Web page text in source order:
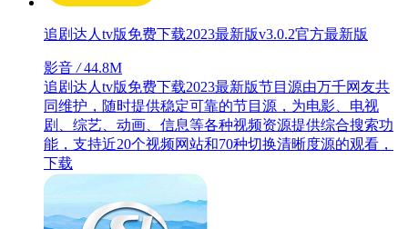
追剧达人tv版免费下载2023最新版v3.0.2官方最新版
影音 /44.8M
追剧达人tv版免费下载2023最新版节目源由万千网友共
同维护，随时提供稳定可靠的节目源，为电影、电视
剧、综艺、动画、信息等各种视频资源提供综合搜索功
能，支持近20个视频网站和70种切换清晰度源的观看，
下载